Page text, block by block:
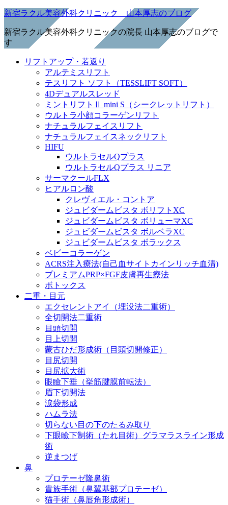
新宿ラクル美容外科クリニック 山本厚志のブログ
新宿ラクル美容外科クリニックの院長 山本厚志のブログで
す
リフトアップ・若返り
アルテミスリフト
テスリフト ソフト（TESSLIFT SOFT）
4Dデュアルスレッド
ミントリフトⅡ mini S（シークレットリフト）
ウルトラ小顔コラーゲンリフト
ナチュラルフェイスリフト
ナチュラルフェイスネックリフト
HIFU
ウルトラセルQプラス
ウルトラセルQプラス リニア
サーマクールFLX
ヒアルロン酸
クレヴィエル・コントア
ジュビダームビスタ ボリフトXC
ジュビダームビスタ ボリューマXC
ジュビダームビスタ ボルベラXC
ジュビダームビスタ ボラックス
ベビーコラーゲン
ACRS注入療法(自己血サイトカインリッチ血清)
プレミアムPRP×FGF皮膚再生療法
ボトックス
二重・目元
エクセレントアイ（埋没法二重術）
全切開法二重術
目頭切開
目上切開
蒙古ひだ形成術（目頭切開修正）
目尻切開
目尻拡大術
眼瞼下垂（挙筋腱膜前転法）
眉下切開法
涙袋形成
ハムラ法
切らない目の下のたるみ取り
下眼瞼下制術（たれ目術）グラマラスライン形成
術
逆まつげ
鼻
プロテーゼ隆鼻術
貴族手術（鼻翼基部プロテーゼ）
猫手術（鼻唇角形成術）